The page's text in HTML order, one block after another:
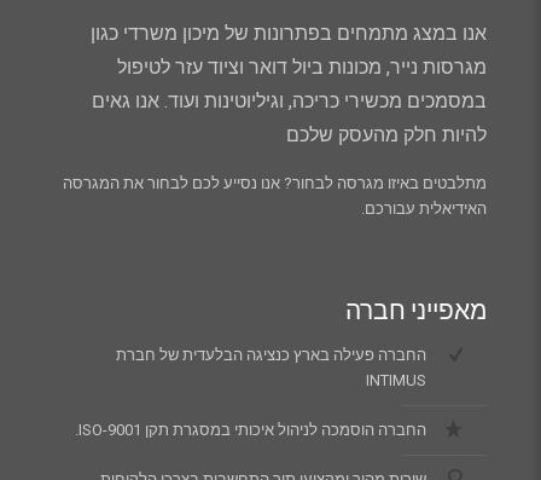
אנו במצג מתמחים בפתרונות של מיכון משרדי כגון
מגרסות נייר, מכונות ביול דואר וציוד עזר לטיפול
במסמכים מכשירי כריכה, וגיליוטינות ועוד. אנו גאים
להיות חלק מהעסק שלכם
מתלבטים באיזו מגרסה לבחור? אנו נסייע לכם לבחור את המגרסה
האידיאלית עבורכם.
מאפייני חברה
החברה פעילה בארץ כנציגה הבלעדית של חברת
INTIMUS
החברה הוסמכה לניהול איכותי במסגרת תקן ISO-9001.